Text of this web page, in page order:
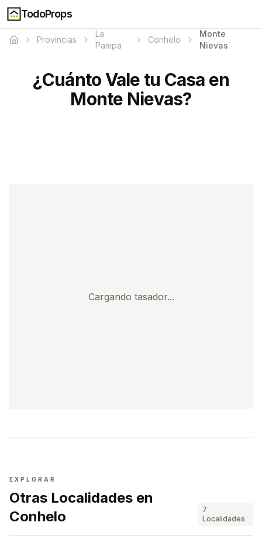
TodoProps
Provincias
La
Pampa
Conhelo
Monte
Nievas
¿Cuánto Vale tu Casa en
Monte Nievas?
Cargando tasador...
EXPLORAR
Otras Localidades en
Conhelo
7
Localidades